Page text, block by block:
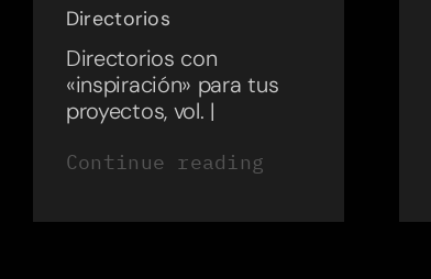
Directorios
Directorios con
«inspiración» para tus
proyectos, vol. |
Continue reading